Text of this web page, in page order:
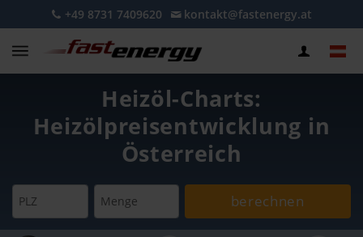
+49 8731 7409620 kontakt@fastenergy.at
Heizöl-Charts:
Heizölpreisentwicklung in
Österreich
PLZ Menge berechnen